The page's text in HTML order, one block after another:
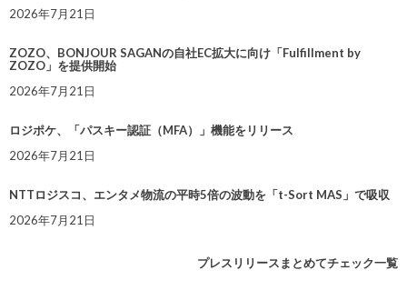
2026年7月21日
ZOZO、BONJOUR SAGANの自社EC拡大に向け「Fulfillment by
ZOZO」を提供開始
2026年7月21日
ロジポケ、「パスキー認証（MFA）」機能をリリース
2026年7月21日
NTTロジスコ、エンタメ物流の平時5倍の波動を「t-Sort MAS」で吸収
2026年7月21日
プレスリリースまとめてチェック一覧